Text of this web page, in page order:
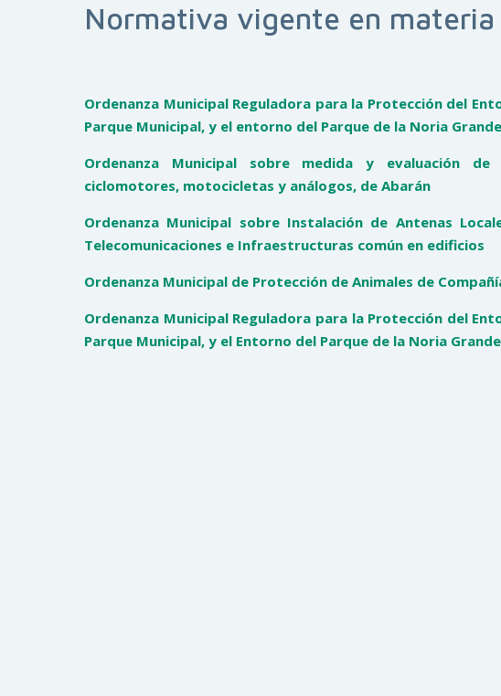
Normativa vigente en
Ordenanza Municipal Reguladora para la Protección del
Parque Municipal, y el entorno del Parque de la Noria
Ordenanza Municipal sobre medida y evaluación
ciclomotores, motocicletas y análogos, de Abarán
Ordenanza Municipal sobre Instalación de Antenas
Telecomunicaciones e Infraestructuras común en edificios
Ordenanza Municipal de Protección de Animales de
Ordenanza Municipal Reguladora para la Protección del
Parque Municipal, y el Entorno del Parque de la Noria